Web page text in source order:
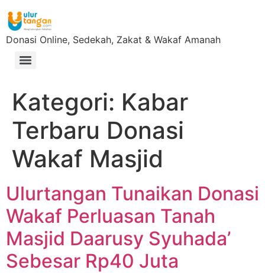
Donasi Online, Sedekah, Zakat & Wakaf Amanah
Kategori: Kabar
Terbaru Donasi
Wakaf Masjid
Ulurtangan Tunaikan Donasi
Wakaf Perluasan Tanah
Masjid Daarusy Syuhada’
Sebesar Rp40 Juta